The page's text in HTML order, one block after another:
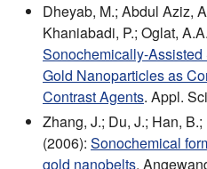
Dheyab, M.; Abdul Aziz,
Khaniabadi, P.; Oglat,
Sonochemically-
Gold Nanoparticles as
Contrast Agents. Appl.
Zhang, J.; Du, J.; Han,
(2006): Sonochemical
gold nanobelts.